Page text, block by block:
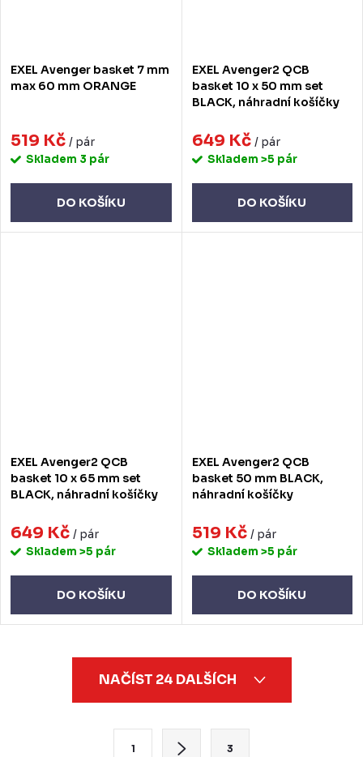
EXEL Avenger basket 7 mm
max 60 mm ORANGE
519 Kč / pár
Skladem 3 pár
DO KOŠÍKU
EXEL Avenger2 QCB
basket 10 x 50 mm set
BLACK, náhradní košíčky
649 Kč / pár
Skladem >5 pár
DO KOŠÍKU
EXEL Avenger2 QCB
basket 10 x 65 mm set
BLACK, náhradní košíčky
649 Kč / pár
Skladem >5 pár
DO KOŠÍKU
EXEL Avenger2 QCB
basket 50 mm BLACK,
náhradní košíčky
519 Kč / pár
Skladem >5 pár
DO KOŠÍKU
NAČÍST 24 DALŠÍCH
1 3